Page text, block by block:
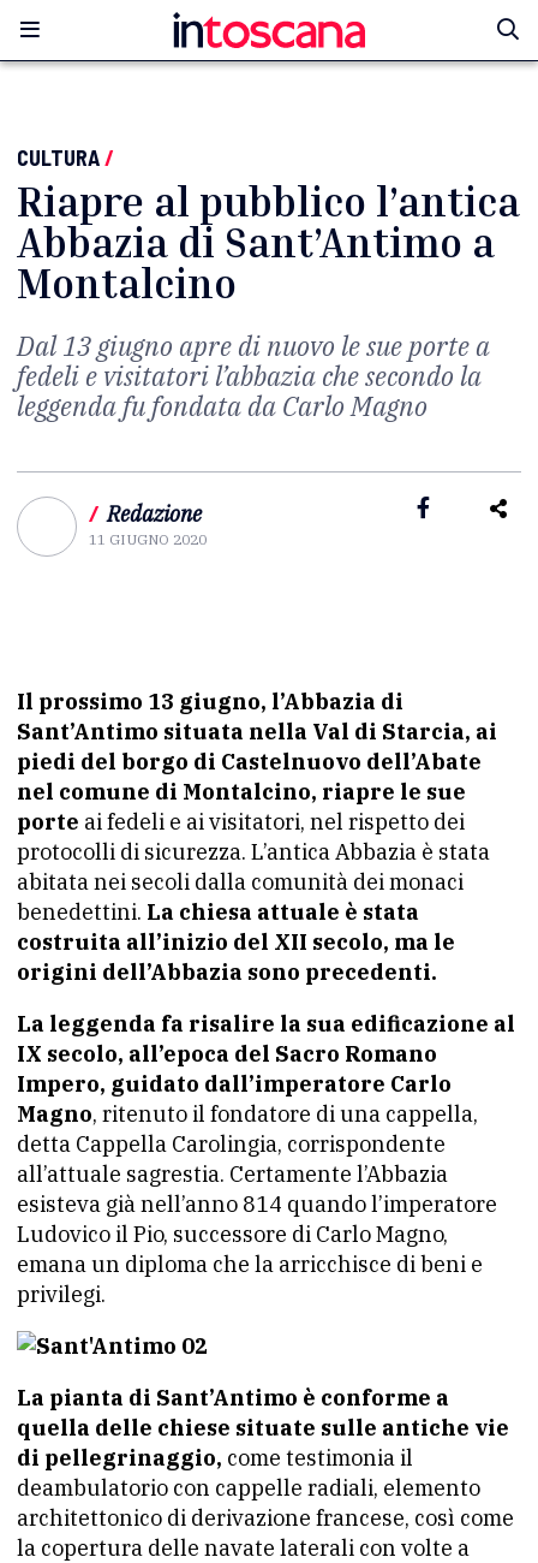
CULTURA/
Riapre al pubblico l’antica
Abbazia di Sant’Antimo a
Montalcino
Dal 13 giugno apre di nuovo le sue porte a
fedeli e visitatori l’abbazia che secondo la
leggenda fu fondata da Carlo Magno
/ Redazione
11 GIUGNO 2020
Il prossimo 13 giugno, l’Abbazia di
Sant’Antimo situata nella Val di Starcia, ai
piedi del borgo di Castelnuovo dell’Abate
nel comune di Montalcino, riapre le sue
porte ai fedeli e ai visitatori, nel rispetto dei
protocolli di sicurezza. L’antica Abbazia è stata
abitata nei secoli dalla comunità dei monaci
benedettini. La chiesa attuale è stata
costruita all’inizio del XII secolo, ma le
origini dell’Abbazia sono precedenti.
La leggenda fa risalire la sua edificazione al
IX secolo, all’epoca del Sacro Romano
Impero, guidato dall’imperatore Carlo
Magno, ritenuto il fondatore di una cappella,
detta Cappella Carolingia, corrispondente
all’attuale sagrestia. Certamente l’Abbazia
esisteva già nell’anno 814 quando l’imperatore
Ludovico il Pio, successore di Carlo Magno,
emana un diploma che la arricchisce di beni e
privilegi.
La pianta di Sant’Antimo è conforme a
quella delle chiese situate sulle antiche vie
di pellegrinaggio, come testimonia il
deambulatorio con cappelle radiali, elemento
architettonico di derivazione francese, così come
la copertura delle navate laterali con volte a